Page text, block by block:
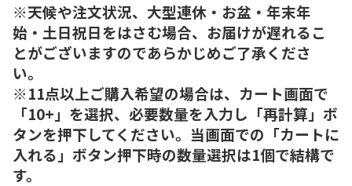
※天候や注文状況、大型連休・お盆・年末年
始・土日祝日をはさむ場合、お届けが遅れるこ
とがございますのであらかじめご了承くださ
い。
※11点以上ご購入希望の場合は、カート画面で
「10+」を選択、必要数量を入力し「再計算」ボ
タンを押下してください。当画面での「カートに
入れる」ボタン押下時の数量選択は1個で結構で
す。